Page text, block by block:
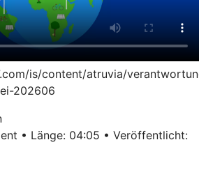
is/content/atruvia/
202606
• Länge: 04:05 • Veröffentlicht: